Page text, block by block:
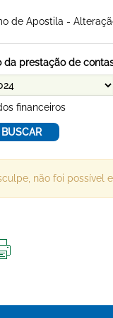
de Apostila -
da prestação de
financeiros
não foi possível